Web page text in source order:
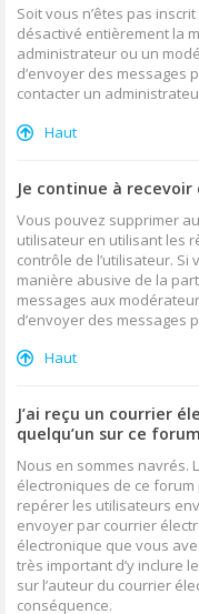
Soit vous n’êtes pas
désactivé entièrement la
administrateur ou un
d’envoyer des messages
contacter un
Haut
Je continue à recevoir
Vous pouvez supprimer
utilisateur en utilisant les
contrôle de l’utilisateur.
manière abusive de la
messages aux
d’envoyer des messages
Haut
J’ai reçu un courrier
quelqu’un sur ce
Nous en sommes navrés.
électroniques de ce
repérer les utilisateurs
envoyer par courrier
électronique que vous
très important d’y inclure
sur l’auteur du courrier
conséquence.